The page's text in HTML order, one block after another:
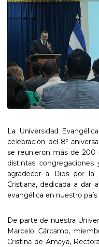
La Universidad
celebración del 8º
se reunieron más de 200
distintas congregaciones
agradecer a Dios por la
Cristiana, dedicada a dar
evangélica en nuestro país.
De parte de nuestra
Marcelo Cárcamo,
Cristina de Amaya,